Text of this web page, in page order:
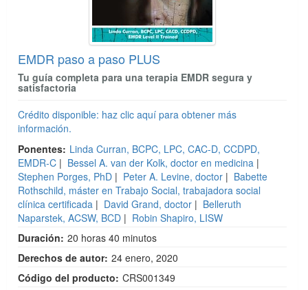
EMDR paso a paso PLUS
Tu guía completa para una terapia EMDR segura y
satisfactoria
Crédito disponible: haz clic aquí para obtener más
información.
Ponentes: Linda Curran, BCPC, LPC, CAC-D, CCDPD,
EMDR-C | Bessel A. van der Kolk, doctor en medicina |
Stephen Porges, PhD | Peter A. Levine, doctor | Babette
Rothschild, máster en Trabajo Social, trabajadora social
clínica certificada | David Grand, doctor | Belleruth
Naparstek, ACSW, BCD | Robin Shapiro, LISW
Duración: 20 horas 40 minutos
Derechos de autor: 24 enero, 2020
Código del producto: CRS001349